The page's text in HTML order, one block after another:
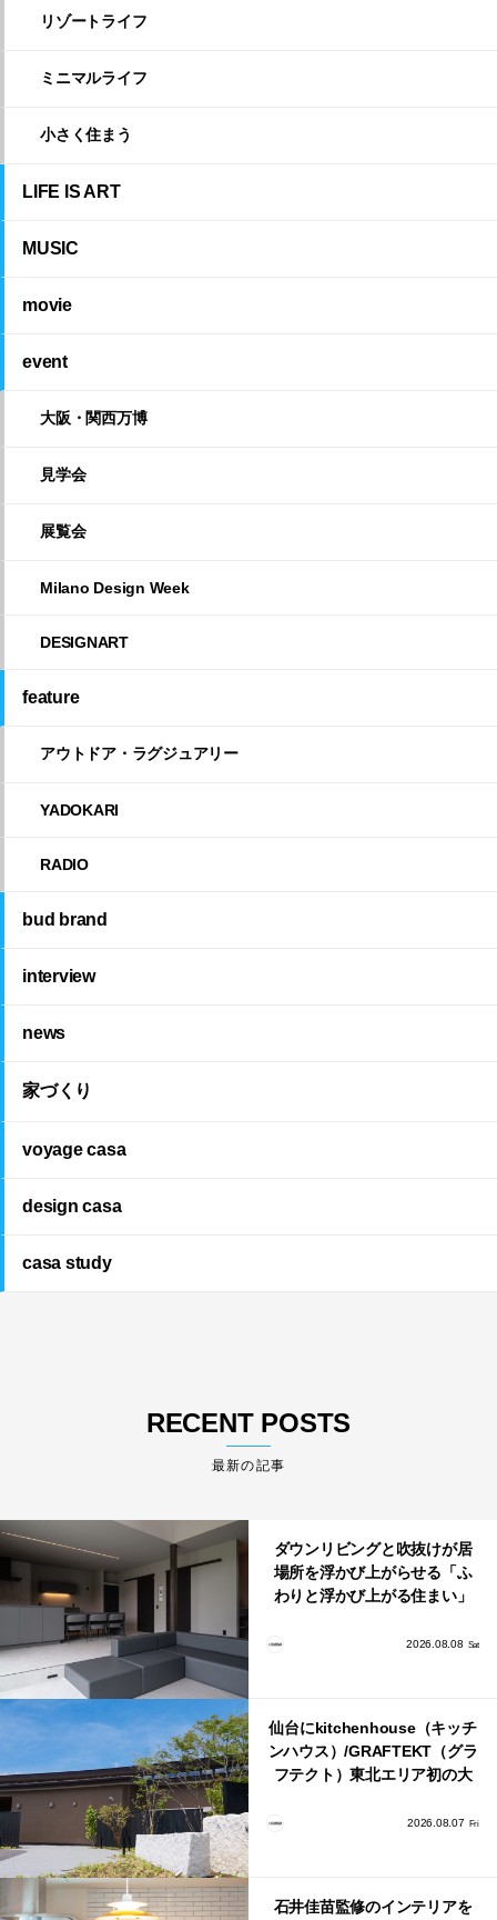
リゾートライフ
ミニマルライフ
小さく住まう
LIFE IS ART
MUSIC
movie
event
大阪・関西万博
見学会
展覧会
Milano Design Week
DESIGNART
feature
アウトドア・ラグジュアリー
YADOKARI
RADIO
bud brand
interview
news
家づくり
voyage casa
design casa
casa study
RECENT POSTS
最新の記事
ダウンリビングと吹抜けが居
場所を浮かび上がらせる「ふ
わりと浮かび上がる住まい」
2026.08.08 Sat
仙台にkitchenhouse（キッチ
ンハウス）/GRAFTEKT（グラ
フテクト）東北エリア初の大
2026.08.07 Fri
石井佳苗監修のインテリアを